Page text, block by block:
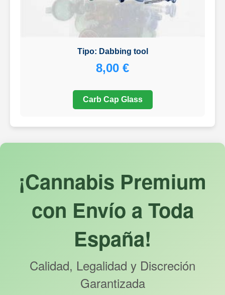
Tipo: Dabbing tool
8,00 €
Carb Cap Glass
¡Cannabis Premium
con Envío a Toda
España!
Calidad, Legalidad y Discreción
Garantizada